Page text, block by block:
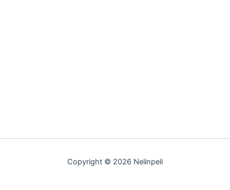
Copyright © 2026 Nelinpeli